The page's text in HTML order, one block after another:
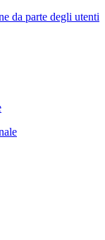
da parte degli utenti